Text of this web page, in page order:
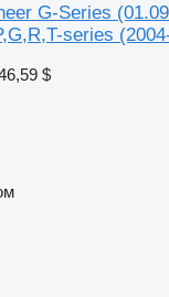
G-Series
series
$